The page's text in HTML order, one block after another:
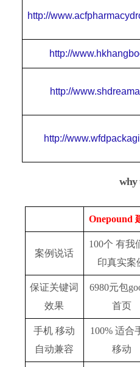
http://
http://
http://
http://
why
Onepound
案例说话
100个 有我
印真实案
保证关键词
效果
6980元包
首页
手机 移动
自动兼容
100% 适合
移动